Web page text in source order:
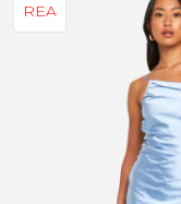
REA